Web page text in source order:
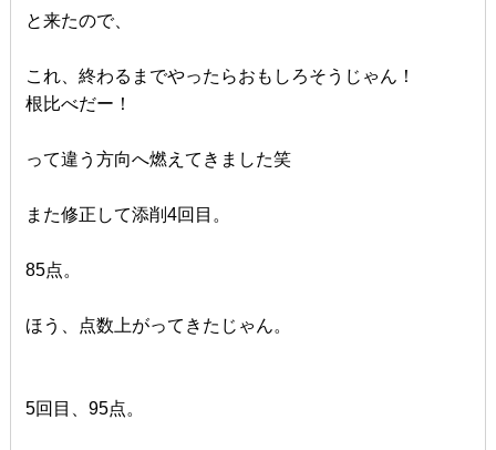
と来たので、
これ、終わるまでやったらおもしろそうじゃん！
根比べだー！
って違う方向へ燃えてきました笑
また修正して添削4回目。
85点。
ほう、点数上がってきたじゃん。
5回目、95点。